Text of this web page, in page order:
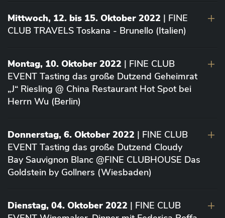
Mittwoch, 12. bis 15. Oktober 2022 | FINE
CLUB TRAVELS Toskana - Brunello (Italien)
Montag, 10. Oktober 2022 | FINE CLUB
EVENT Tasting das große Dutzend Geheimrat
„J“ Riesling @ China Restaurant Hot Spot bei
Herrn Wu (Berlin)
Donnerstag, 6. Oktober 2022 | FINE CLUB
EVENT Tasting das große Dutzend Cloudy
Bay Sauvignon Blanc @FINE CLUBHOUSE Das
Goldstein by Gollners (Wiesbaden)
Dienstag, 04. Oktober 2022 | FINE CLUB